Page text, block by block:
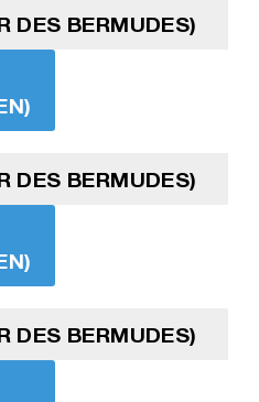
DES BERMUDES)
DES BERMUDES)
DES BERMUDES)